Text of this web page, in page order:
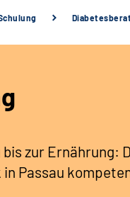
zur Ernährung:
Passau